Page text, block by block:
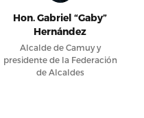
Hon. Gabriel “Gaby”
Hernández
Alcalde de Camuy y
presidente de la Federación
de Alcaldes